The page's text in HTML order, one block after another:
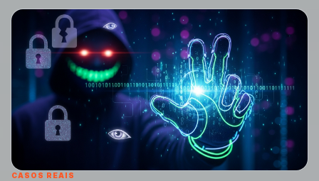
CASOS REAIS